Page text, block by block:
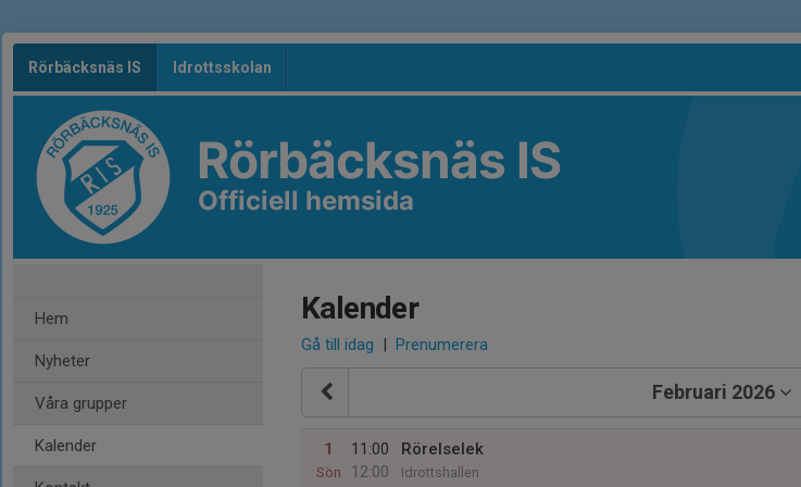
Rörbäcksnäs IS Idrottsskolan
Rörbäcksnäs IS
Officiell hemsida
Hem
Nyheter
Våra grupper
Kalender
Kalender
Gå till idag | Prenumerera
Februari 2026
1
Sön
11:00
12:00
Rörelselek
Idrottshallen